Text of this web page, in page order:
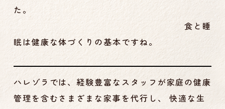
た。
食と睡
眠は健康な体づくりの基本ですね。
ハレゾラでは、経験豊富なスタッフが家庭の健康
管理を含むさまざまな家事を代行し、 快適な生